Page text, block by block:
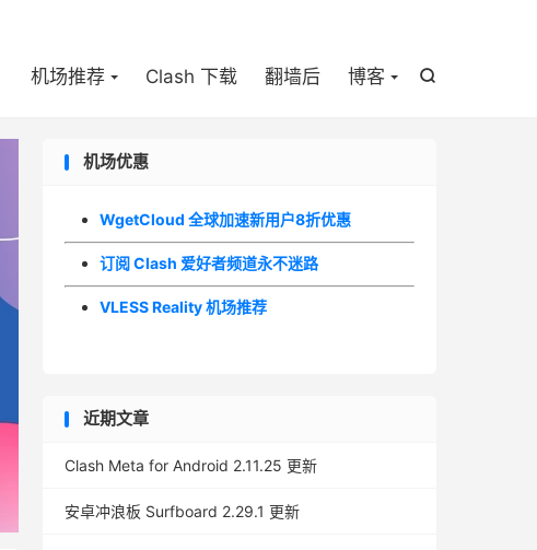

机场推荐 Clash 下载 翻墙后 博客
机场优惠
WgetCloud 全球加速新用户8折优惠
订阅 Clash 爱好者频道永不迷路
VLESS Reality 机场推荐
近期文章
Clash Meta for Android 2.11.25 更新
安卓冲浪板 Surfboard 2.29.1 更新